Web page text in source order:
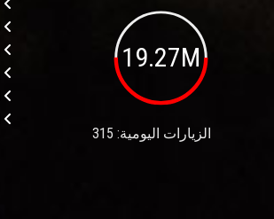
19.27M
الزيارات اليومية: 315